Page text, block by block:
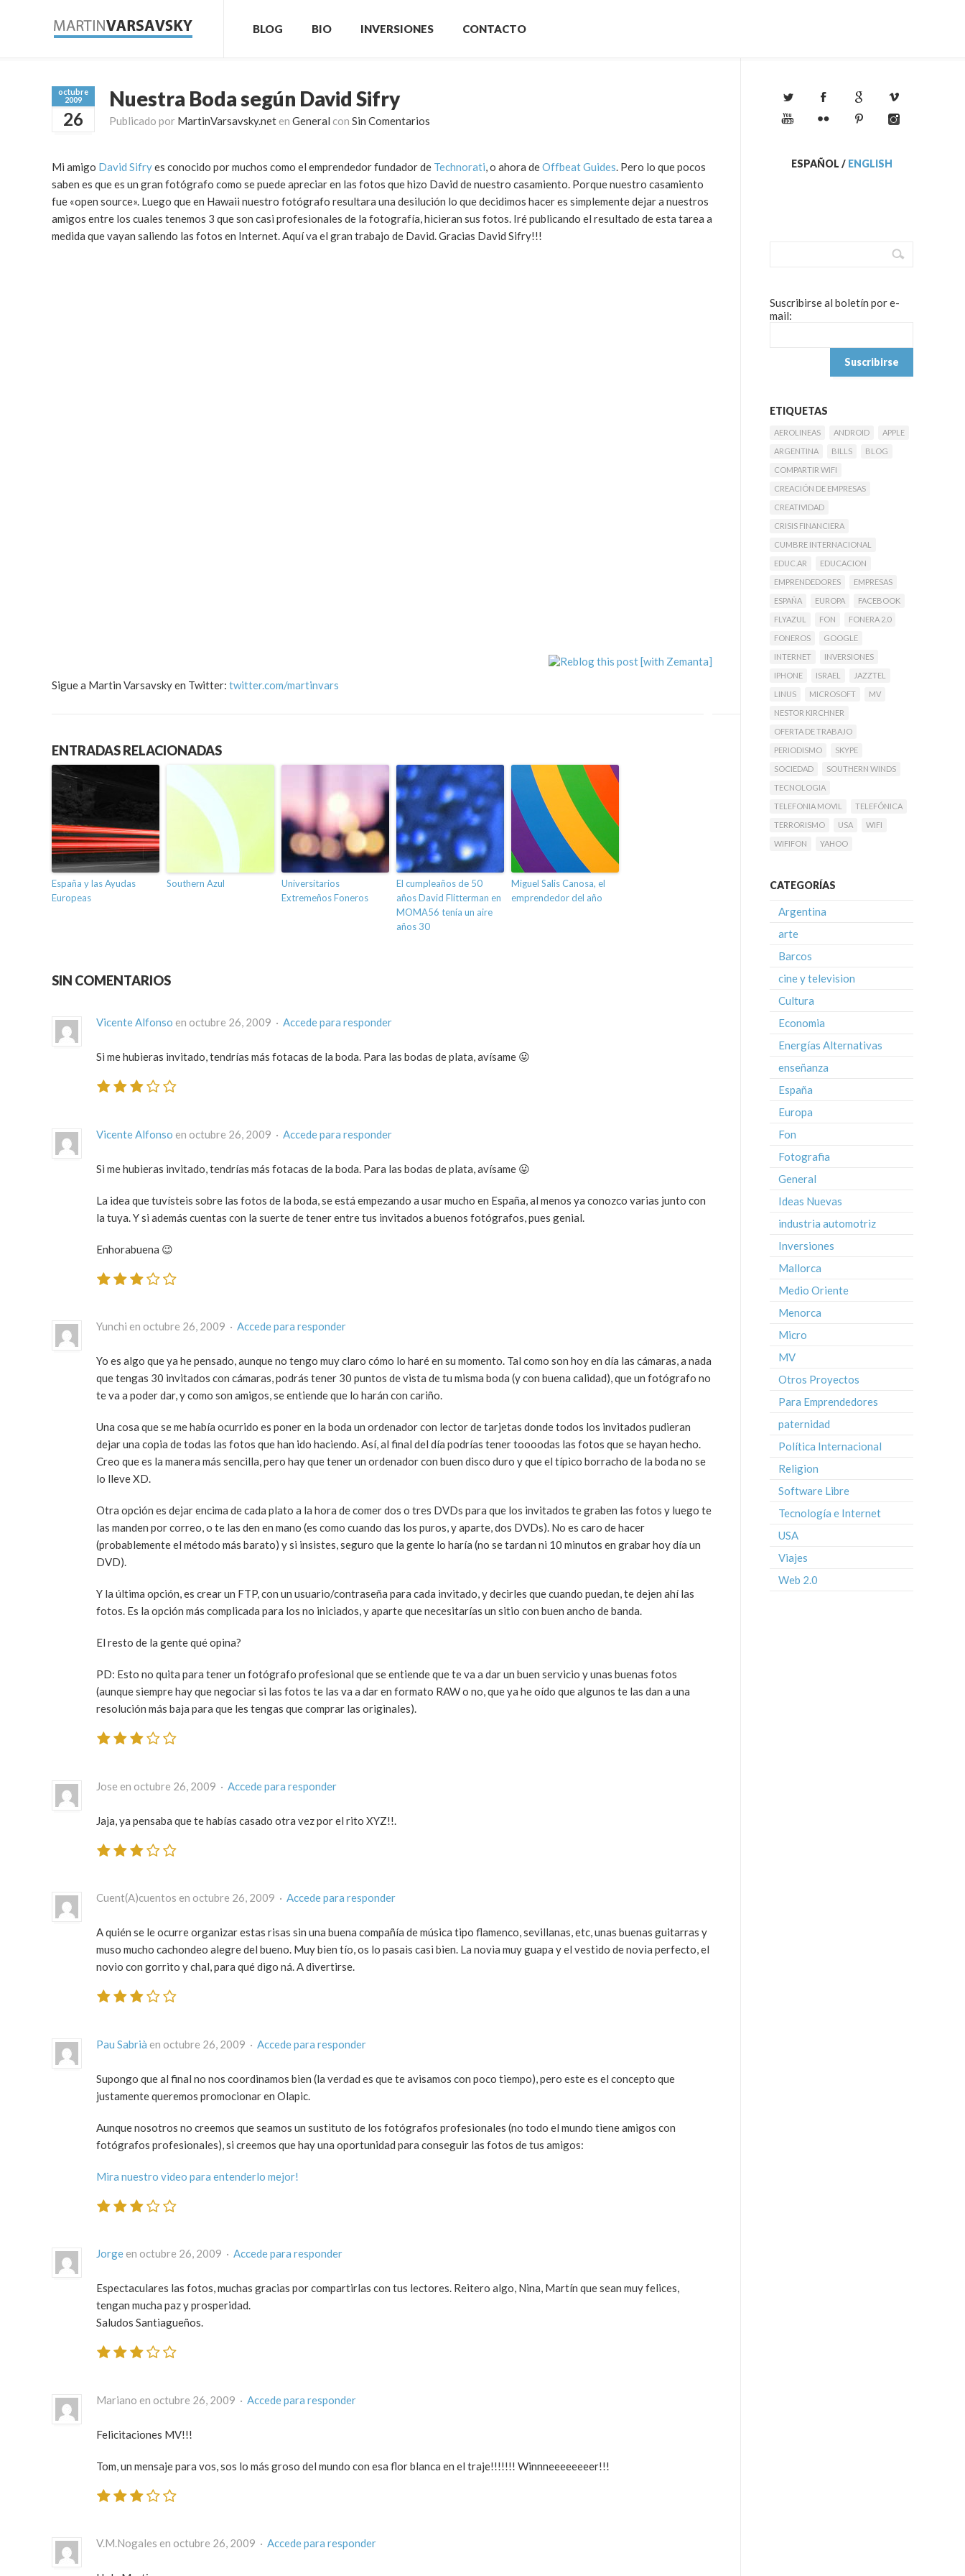
BLOG BIO INVERSIONES CONTACTO
octubre
2009
26
Nuestra Boda según David Sifry
Publicado por MartinVarsavsky.net en General con Sin Comentarios
Mi amigo David Sifryes conocido por muchos como el emprendedor fundador de Technorati, o ahora deOffbeat Guides. Pero lo que pocos
saben es que es un gran fotógrafo como se puede apreciar en las fotos que hizo David de nuestro casamiento. Porque nuestro casamiento
fue «open source». Luego que en Hawaii nuestro fotógrafo resultara una desilución lo que decidimos hacer es simplemente dejar a nuestros
amigos entre los cuales tenemos 3 que son casi profesionales de la fotografía, hicieran sus fotos. Iré publicando el resultado de esta tarea a
medida que vayan saliendo las fotos en Internet. Aquí va el gran trabajo de David. Gracias David Sifry!!!
Sigue a Martin Varsavsky en Twitter: twitter.com/martinvars
ENTRADAS RELACIONADAS
España y las Ayudas
Europeas
Southern Azul
Universitarios
Extremeños Foneros
El cumpleaños de 50
años David Flitterman en
MOMA56 tenía un aire
años 30
Miguel Salis Canosa, el
emprendedor del año
SIN COMENTARIOS
Vicente Alfonso en octubre 26, 2009 · Accede para responder
Si me hubieras invitado, tendrías más fotacas de la boda. Para las bodas de plata, avísame 😛
Vicente Alfonso en octubre 26, 2009 · Accede para responder
Si me hubieras invitado, tendrías más fotacas de la boda. Para las bodas de plata, avísame 😛
La idea que tuvísteis sobre las fotos de la boda, se está empezando a usar mucho en España, al menos ya conozco varias junto con
la tuya. Y si además cuentas con la suerte de tener entre tus invitados a buenos fotógrafos, pues genial.
Enhorabuena 😉
Yunchi en octubre 26, 2009 · Accede para responder
Yo es algo que ya he pensado, aunque no tengo muy claro cómo lo haré en su momento. Tal como son hoy en día las cámaras, a nada
que tengas 30 invitados con cámaras, podrás tener 30 puntos de vista de tu misma boda (y con buena calidad), que un fotógrafo no
te va a poder dar, y como son amigos, se entiende que lo harán con cariño.
Una cosa que se me había ocurrido es poner en la boda un ordenador con lector de tarjetas donde todos los invitados pudieran
dejar una copia de todas las fotos que han ido haciendo. Así, al final del día podrías tener toooodas las fotos que se hayan hecho.
Creo que es la manera más sencilla, pero hay que tener un ordenador con buen disco duro y que el típico borracho de la boda no se
lo lleve XD.
Otra opción es dejar encima de cada plato a la hora de comer dos o tres DVDs para que los invitados te graben las fotos y luego te
las manden por correo, o te las den en mano (es como cuando das los puros, y aparte, dos DVDs). No es caro de hacer
(probablemente el método más barato) y si insistes, seguro que la gente lo haría (no se tardan ni 10 minutos en grabar hoy día un
DVD).
Y la última opción, es crear un FTP, con un usuario/contraseña para cada invitado, y decirles que cuando puedan, te dejen ahí las
fotos. Es la opción más complicada para los no iniciados, y aparte que necesitarías un sitio con buen ancho de banda.
El resto de la gente qué opina?
PD: Esto no quita para tener un fotógrafo profesional que se entiende que te va a dar un buen servicio y unas buenas fotos
(aunque siempre hay que negociar si las fotos te las va a dar en formato RAW o no, que ya he oído que algunos te las dan a una
resolución más baja para que les tengas que comprar las originales).
Jose en octubre 26, 2009 · Accede para responder
Jaja, ya pensaba que te habías casado otra vez por el rito XYZ!!.
Cuent(A)cuentos en octubre 26, 2009 · Accede para responder
A quién se le ocurre organizar estas risas sin una buena compañía de música tipo flamenco, sevillanas, etc, unas buenas guitarras y
muso mucho cachondeo alegre del bueno. Muy bien tío, os lo pasais casi bien. La novia muy guapa y el vestido de novia perfecto, el
novio con gorrito y chal, para qué digo ná. A divertirse.
Pau Sabrià en octubre 26, 2009 · Accede para responder
Supongo que al final no nos coordinamos bien (la verdad es que te avisamos con poco tiempo), pero este es el concepto que
justamente queremos promocionar en Olapic.
Aunque nosotros no creemos que seamos un sustituto de los fotógrafos profesionales (no todo el mundo tiene amigos con
fotógrafos profesionales), si creemos que hay una oportunidad para conseguir las fotos de tus amigos:
Mira nuestro video para entenderlo mejor!
Jorge en octubre 26, 2009 · Accede para responder
Espectaculares las fotos, muchas gracias por compartirlas con tus lectores. Reitero algo, Nina, Martín que sean muy felices,
tengan mucha paz y prosperidad.
Saludos Santiagueños.
Mariano en octubre 26, 2009 · Accede para responder
Felicitaciones MV!!!
Tom, un mensaje para vos, sos lo más groso del mundo con esa flor blanca en el traje!!!!!!! Winnneeeeeeeer!!!
V.M.Nogales en octubre 26, 2009 · Accede para responder
ESPAÑOL / ENGLISH
Suscribirse al boletín por e-
mail:
ETIQUETAS
AEROLINEAS ANDROID
APPLE
ARGENTINA
BILLS
BLOG
COMPARTIR WIFI
CREACIÓN DE EMPRESAS
CREATIVIDAD
CRISIS FINANCIERA
CUMBRE INTERNACIONAL
EDUC.AR
EDUCACION
EMPRENDEDORES
EMPRESAS
ESPAÑA
EUROPA
FACEBOOK
FLYAZUL
FON
FONERA 2.0
FONEROS
GOOGLE
INTERNET
INVERSIONES
IPHONE
ISRAEL
JAZZTEL
LINUS
MICROSOFT
MV
NESTOR KIRCHNER
OFERTA DE TRABAJO
PERIODISMO
SKYPE
SOCIEDAD
SOUTHERN WINDS
TECNOLOGIA
TELEFONIA MOVIL
TELEFÓNICA
TERRORISMO
USA
WIFI
WIFIFON
YAHOO
CATEGORÍAS
Argentina
arte
Barcos
cine y television
Cultura
Economia
Energías Alternativas
enseñanza
España
Europa
Fon
Fotografia
General
Ideas Nuevas
industria automotriz
Inversiones
Mallorca
Medio Oriente
Menorca
Micro
MV
Otros Proyectos
Para Emprendedores
paternidad
Política Internacional
Religion
Software Libre
Tecnología e Internet
USA
Viajes
Web 2.0